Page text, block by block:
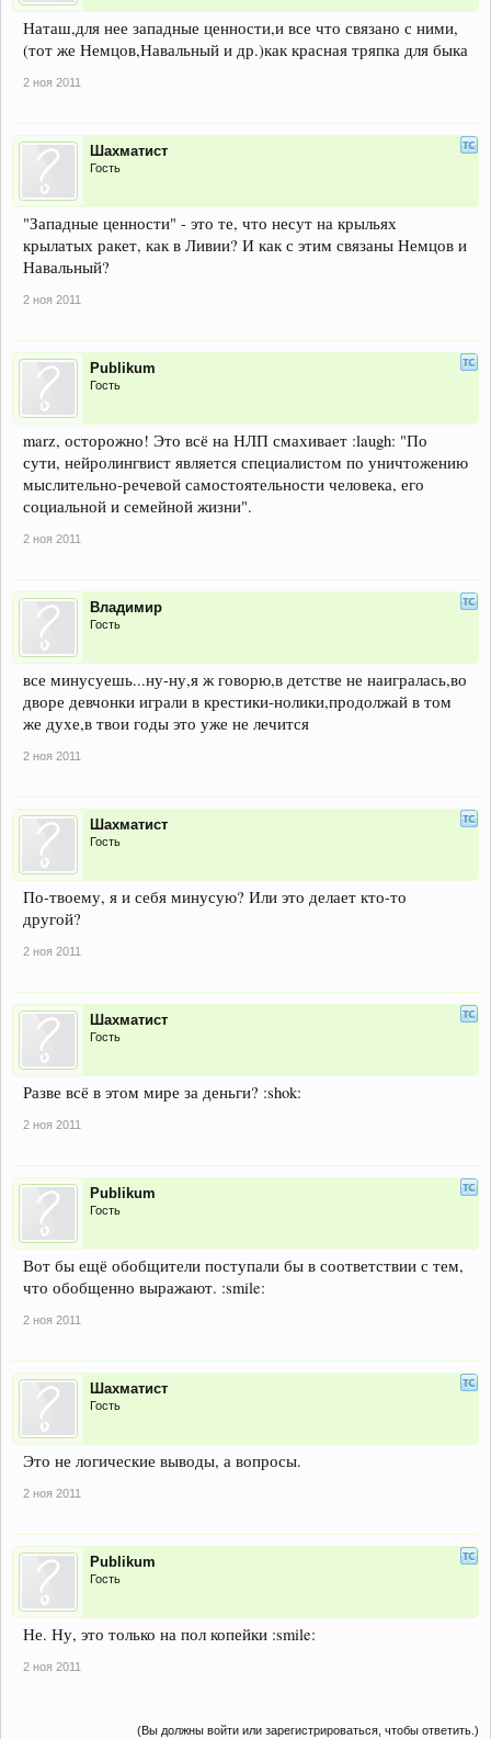
Наташ,для нее западные ценности,и все что связано с ними,
(тот же Немцов,Навальный и др.)как красная тряпка для быка
2 ноя 2011
Шахматист
Гость
"Западные ценности" - это те, что несут на крыльях
крылатых ракет, как в Ливии? И как с этим связаны Немцов и
Навальный?
2 ноя 2011
Publikum
Гость
marz, осторожно! Это всё на НЛП смахивает :laugh: "По
сути, нейролингвист является специалистом по уничтожению
мыслительно-речевой самостоятельности человека, его
социальной и семейной жизни".
2 ноя 2011
Владимир
Гость
все минусуешь...ну-ну,я ж говорю,в детстве не наигралась,во
дворе девчонки играли в крестики-нолики,продолжай в том
же духе,в твои годы это уже не лечится
2 ноя 2011
Шахматист
Гость
По-твоему, я и себя минусую? Или это делает кто-то
другой?
2 ноя 2011
Шахматист
Гость
Разве всё в этом мире за деньги? :shok:
2 ноя 2011
Publikum
Гость
Вот бы ещё обобщители поступали бы в соответствии с тем,
что обобщенно выражают. :smile:
2 ноя 2011
Шахматист
Гость
Это не логические выводы, а вопросы.
2 ноя 2011
Publikum
Гость
Не. Ну, это только на пол копейки :smile:
2 ноя 2011
(Вы должны войти или зарегистрироваться, чтобы ответить.)